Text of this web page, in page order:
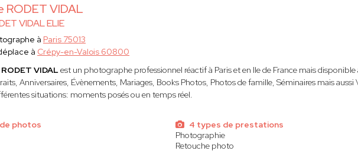
RODET VIDAL
VIDAL ELIE
à Paris 75013
à Crépy-en-Valois 60800
RODET VIDALest un photographe professionnel réactif à Paris et en Ile de France mais disponible
Anniversaires, Évènements, Mariages, Books Photos, Photos de famille, Séminaires mais
situations: moments posés ou en temps réel.
photos
4 types de prestations
Photographie
Retouche photo